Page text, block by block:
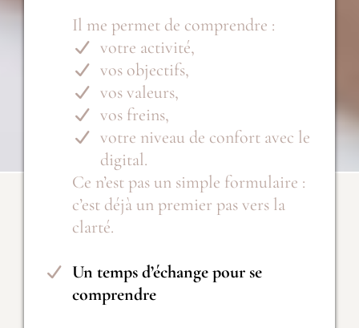
Il me permet de comprendre :
votre activité,
vos objectifs,
vos valeurs,
vos freins,
votre niveau de confort avec le
digital.
Ce n’est pas un simple formulaire :
c’est déjà un premier pas vers la
clarté.
Un temps d’échange pour se
comprendre